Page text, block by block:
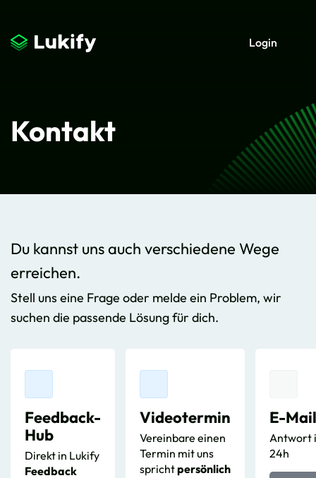
Login
Kontakt
Du kannst uns auch verschiedene Wege
erreichen.
Stell uns eine Frage oder melde ein Problem, wir
suchen die passende Lösung für dich.
Feedback-
Hub
Direkt in Lukify
Feedback
Videotermin
Vereinbare einen
Termin mit uns
sprichtpersönlich
E-Mail
Antwort
24h